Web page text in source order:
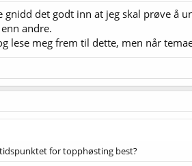
gnidd det godt inn at jeg skal prøve
andre.
lese meg frem til dette, men når
for topphøsting best?